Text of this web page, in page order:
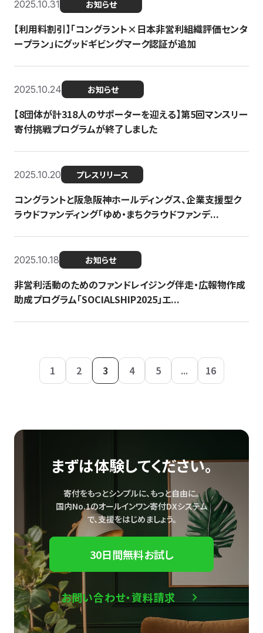
2025.10.31 お知らせ
【利用料割引】「コングラント×日本非営利組織評価センタ
ープラン」にグッドギビングマーク認証が追加
2025.10.24 お知らせ
【8団体が計318人のサポーターを迎える】​​第5回マンスリー
寄付挑戦プログラムが終了しました
2025.10.20 プレスリリース
コングラントと阪急阪神ホールディングス、企業支援型ク
ラウドファンディング「ゆめ・まちクラウドファンデ...
2025.10.18 お知らせ
非営利活動のためのファンドレイジング伴走・広報物作成
助成プログラム「SOCIALSHIP2025」エ...
1 2 3 4 5 ... 16
まずは体験してください。
寄付をもっとシンプルに、もっと自由に。
国内No.1のオールインワン寄付DXシステム
で、支援をはじめましょう。
30日間無料お試し
お問い合わせ・資料請求